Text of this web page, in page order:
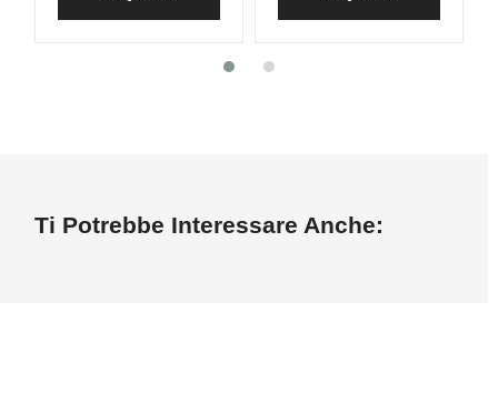
Ti Potrebbe Interessare Anche: